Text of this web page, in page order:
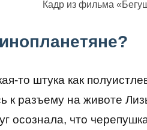
Кадр из фильма
то штука как
к разъему на животе
осознала, что